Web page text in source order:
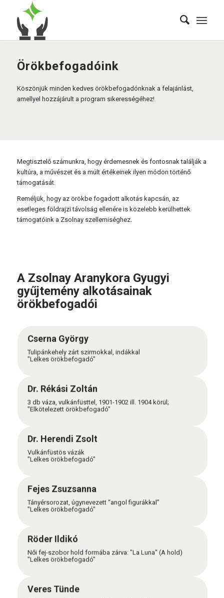
Örökbefogadóink
Köszönjük minden kedves örökbefogadónknak a felajánlást,
amellyel hozzájárult a program sikerességéhez!
Megtisztelő számunkra, hogy érdemesnek és fontosnak találják a
kultúra, a művészet és a múlt értékeinek ilyen módon történő
támogatását.
Reméljük, hogy az örökbe fogadott alkotás kapcsán, az
esetleges földrajzi távolság ellenére is közelebb kerülhettek
támogatóink a Zsolnay szellemiséghez.
A Zsolnay Aranykora Gyugyi
gyűjtemény alkotásainak
örökbefogadói
Cserna György
Tulipánkehely zárt szirmokkal, indákkal
"Lelkes örökbefogadó"
Dr. Rékási Zoltán
3 db váza, vulkánfüsttel, 1901-1902 ill. 1904 körül;
"Elkötelezett örökbefogadó"
Dr. Herendi Zsolt
Vulkánfüstös vázák
"Lelkes örökbefogadó"
Fejes Zsuzsanna
Tányérsorozat, úgynevezett “angol figurákkal”
"Lelkes örökbefogadó"
Röder Ildikó
Női fej-szobor hold formába zárva: "La Luna" (A hold)
"Lelkes örökbefogadó"
Veres Tünde